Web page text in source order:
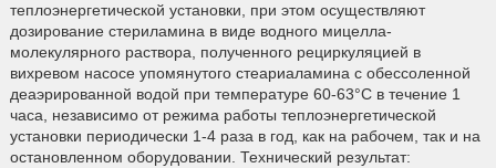
теплоэнергетической установки, при этом осуществляют
дозирование стериламина в виде водного мицелла-
молекулярного раствора, полученного рециркуляцией в
вихревом насосе упомянутого стеариаламина с обессоленной
деаэрированной водой при температуре 60-63°C в течение 1
часа, независимо от режима работы теплоэнергетической
установки периодически 1-4 раза в год, как на рабочем, так и на
остановленном оборудовании. Технический результат: